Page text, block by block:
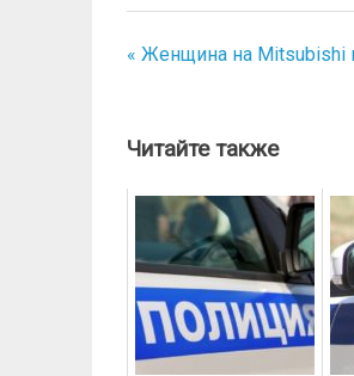
Навигация
записям
« Женщина на Mitsubishi
Читайте также